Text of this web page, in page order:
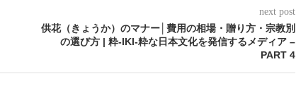
next post
供花（きょうか）のマナー│費用の相場・贈り方・宗教別
の選び方 | 粋-IKI-粋な日本文化を発信するメディア –
PART 4